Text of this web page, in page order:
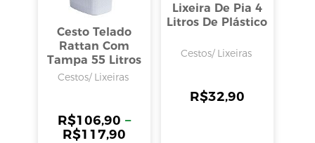
Cesto Telado
Rattan Com
Tampa 55 Litros
Cestos/ Lixeiras
R$106,90 –
R$117,90
Lixeira De Pia 4
Litros De Plástico
Cestos/ Lixeiras
R$32,90